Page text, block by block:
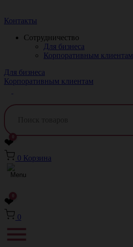
Контакты
Сотрудничество
Для бизнеса
Корпоративным клиентам
Для бизнеса
Корпоративным клиентам
❤0
0 Корзина
❤0
0